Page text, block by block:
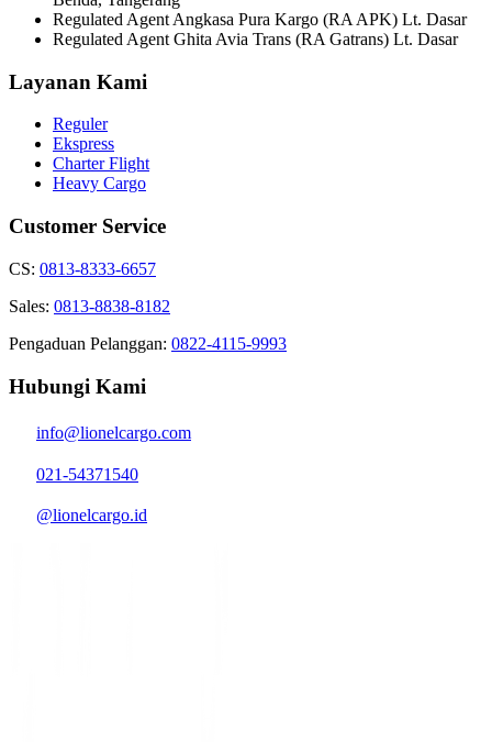
Regulated Agent Angkasa Pura Kargo (RA APK) Lt. Dasar
Regulated Agent Ghita Avia Trans (RA Gatrans) Lt. Dasar
Layanan Kami
Reguler
Ekspress
Charter Flight
Heavy Cargo
Customer Service
CS: 0813-8333-6657
Sales: 0813-8838-8182
Pengaduan Pelanggan: 0822-4115-9993
Hubungi Kami
info@lionelcargo.com
021-54371540
@lionelcargo.id